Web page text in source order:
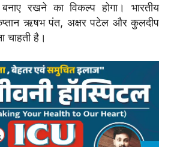
रखने का विकल्प होगा। भारतीय
ऋषभ पंत, अक्षर पटेल और कुलदीप
चाहती है।